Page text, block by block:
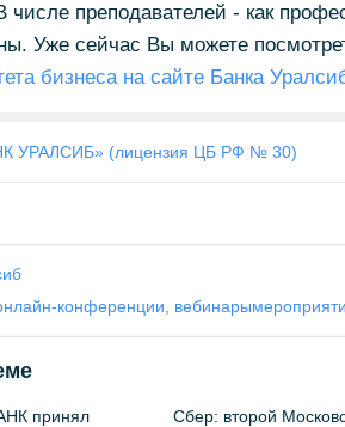
числе преподавателей - как
Уже сейчас Вы можете
бизнеса на сайте Банка
УРАЛСИБ» (лицензия ЦБ РФ № 30)
конференции, вебинары
принял
Сбер: второй